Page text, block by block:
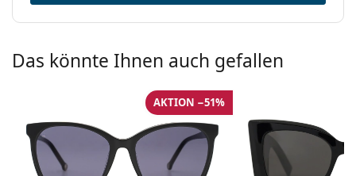
Das könnte Ihnen auch gefallen
AKTION −51%